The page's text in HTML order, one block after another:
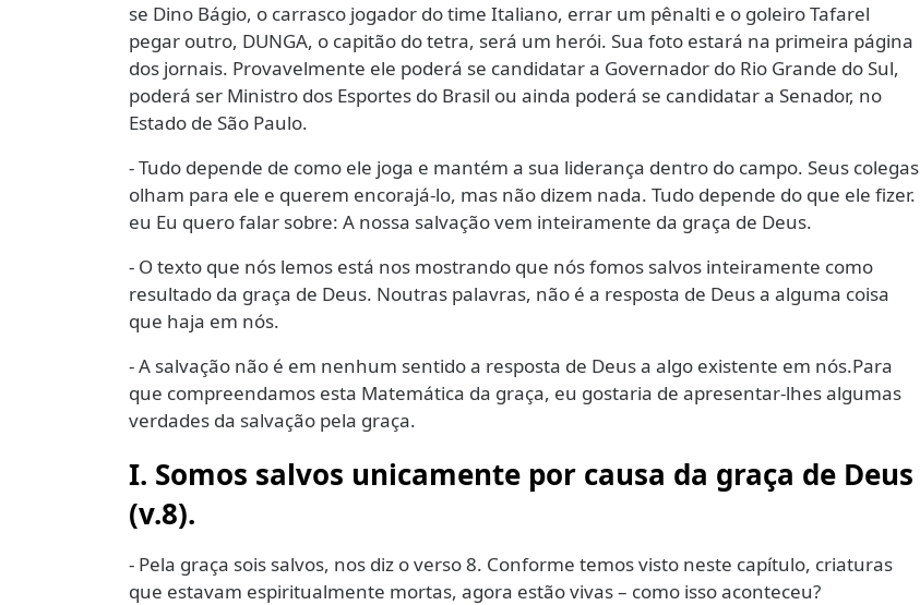
se Dino Bágio, o carrasco jogador do time Italiano, errar um pênalti e o goleiro Tafarel
pegar outro, DUNGA, o capitão do tetra, será um herói. Sua foto estará na primeira página
dos jornais. Provavelmente ele poderá se candidatar a Governador do Rio Grande do Sul,
poderá ser Ministro dos Esportes do Brasil ou ainda poderá se candidatar a Senador, no
Estado de São Paulo.
- Tudo depende de como ele joga e mantém a sua liderança dentro do campo. Seus colegas
olham para ele e querem encorajá-lo, mas não dizem nada. Tudo depende do que ele fizer.
eu Eu quero falar sobre: A nossa salvação vem inteiramente da graça de Deus.
- O texto que nós lemos está nos mostrando que nós fomos salvos inteiramente como
resultado da graça de Deus. Noutras palavras, não é a resposta de Deus a alguma coisa
que haja em nós.
- A salvação não é em nenhum sentido a resposta de Deus a algo existente em nós.Para
que compreendamos esta Matemática da graça, eu gostaria de apresentar-lhes algumas
verdades da salvação pela graça.
I. Somos salvos unicamente por causa da graça de Deus
(v.8).
- Pela graça sois salvos, nos diz o verso 8. Conforme temos visto neste capítulo, criaturas
que estavam espiritualmente mortas, agora estão vivas – como isso aconteceu?